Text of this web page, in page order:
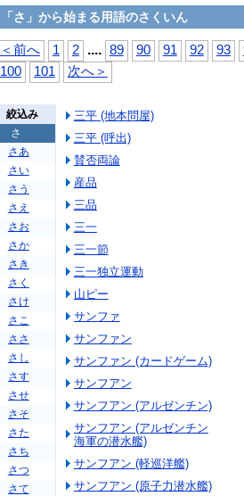
「さ」から始まる用語のさくいん
＜前へ 1 2 .... 89 90 91 92 93
100
101 次へ＞
絞込み
さ
さあ
さい
さう
さえ
さお
さか
さき
さく
さけ
さこ
ささ
さし
さす
させ
さそ
さた
さち
さつ
さて
三平 (地本問屋)
三平 (呼出)
賛否両論
産品
三品
三一
三一節
三一独立運動
山ピー
サンファ
サンファン
サンファン (カードゲーム)
サンフアン
サンフアン (アルゼンチン)
サンフアン (アルゼンチン
海軍の潜水艦)
サンフアン (軽巡洋艦)
サンフアン (原子力潜水艦)